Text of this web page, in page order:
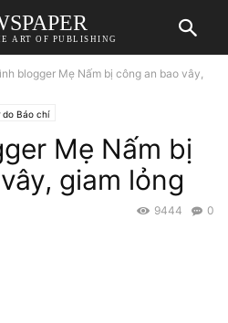
ART OF PUBLISHING
blogger Mẹ Nấm bị công an bao vây,
do Báo chí
Mẹ Nấm bị
giam lỏng
0
9444